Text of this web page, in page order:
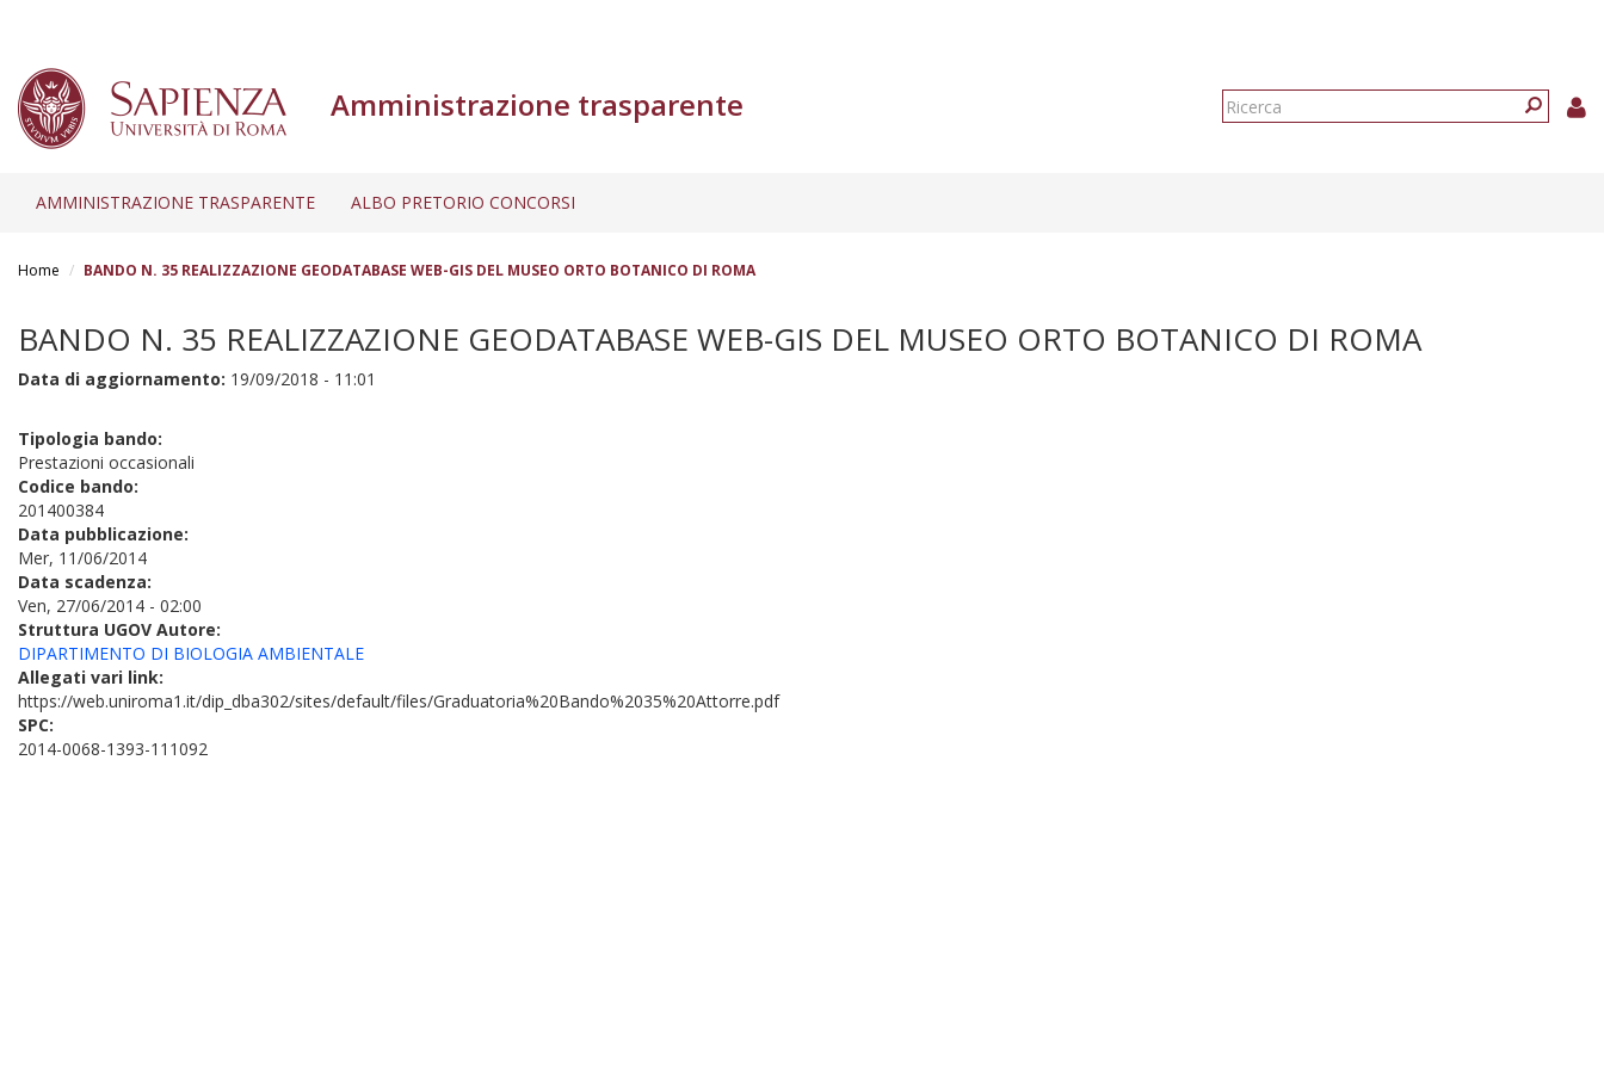
Amministrazione trasparente
Form
AMMINISTRAZIONE TRASPARENTE ALBO PRETORIO CONCORSI
Home BANDO N. 35 REALIZZAZIONE GEODATABASE WEB-GIS DEL MUSEO ORTO BOTANICO DI ROMA
BANDO N. 35 REALIZZAZIONE GEODATABASE WEB-GIS DEL MUSEO ORTO BOTANICO DI ROMA
Data di aggiornamento: 19/09/2018 - 11:01
Tipologia bando:
Prestazioni occasionali
Codice bando:
201400384
Data pubblicazione:
Mer, 11/06/2014
Data scadenza:
Ven, 27/06/2014 - 02:00
Struttura UGOV Autore:
DIPARTIMENTO DI BIOLOGIA AMBIENTALE
Allegati vari link:
https://web.uniroma1.it/dip_dba302/sites/default/files/Graduatoria%20Bando%2035%20Attorre.pdf
SPC:
2014-0068-1393-111092